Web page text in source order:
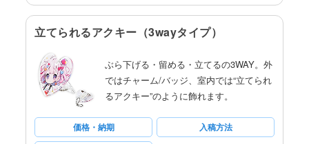
立てられるアクキー（3wayタイプ）
ぶら下げる・留める・立てるの3WAY。外
ではチャーム/バッジ、室内では“立てられ
るアクキー”のように飾れます。
価格・納期
入稿方法